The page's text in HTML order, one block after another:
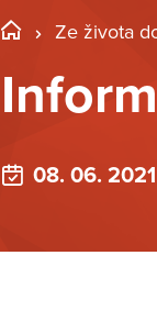
Ze života
08. 06. 2021